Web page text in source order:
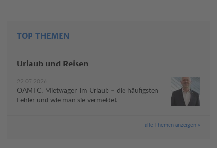
TOP THEMEN
Urlaub und Reisen
22.07.2026
ÖAMTC: Mietwagen im Urlaub – die häufigsten
Fehler und wie man sie vermeidet
alle Themen anzeigen »